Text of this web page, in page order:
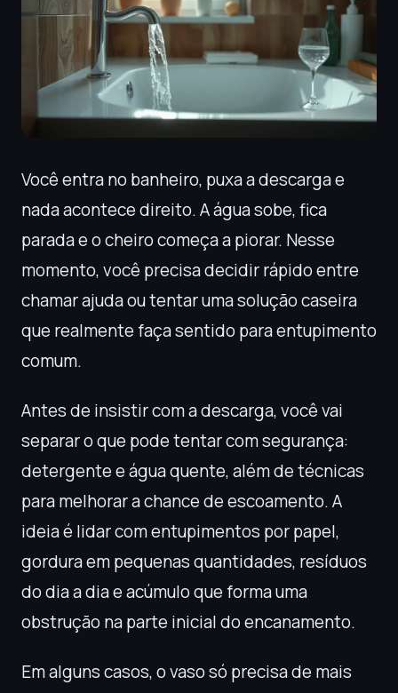
Você entra no banheiro, puxa a descarga e
nada acontece direito. A água sobe, fica
parada e o cheiro começa a piorar. Nesse
momento, você precisa decidir rápido entre
chamar ajuda ou tentar uma solução caseira
que realmente faça sentido para entupimento
comum.
Antes de insistir com a descarga, você vai
separar o que pode tentar com segurança:
detergente e água quente, além de técnicas
para melhorar a chance de escoamento. A
ideia é lidar com entupimentos por papel,
gordura em pequenas quantidades, resíduos
do dia a dia e acúmulo que forma uma
obstrução na parte inicial do encanamento.
Em alguns casos, o vaso só precisa de mais